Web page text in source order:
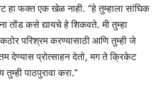
हा फक्त एक खेळ नाही. “हे तुम्हाला सांघिक
तोंड कसे द्यायचे हे शिकवते. मी तुम्हा
कठोर परिश्रम करण्यासाठी आणि तुम्ही जे
देण्यास प्रोत्साहन देतो, मग ते क्रिकेट
पाठपुरावा करा.”